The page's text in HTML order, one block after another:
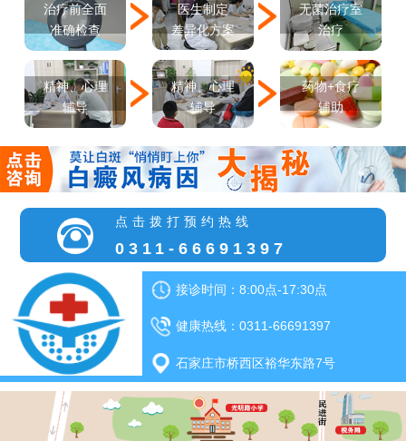
治疗前全面
准确检查
医生制定
差异化方案
无菌治疗室
治疗
精神、心理
辅导
精神、心理
辅导
药物+食疗
辅助
点击拨打预约热线
0311-66691397
接诊时间：8:00点-17:30点
健康热线：0311-66691397
石家庄市桥西区裕华东路7号